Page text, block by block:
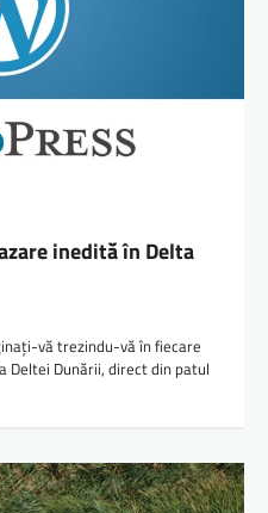
inedită în Delta
vă trezindu-vă în fiecare
Deltei Dunării, direct din patul